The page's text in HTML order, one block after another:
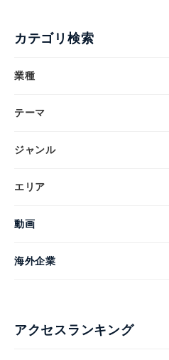
カテゴリ検索
業種
テーマ
ジャンル
エリア
動画
海外企業
アクセスランキング